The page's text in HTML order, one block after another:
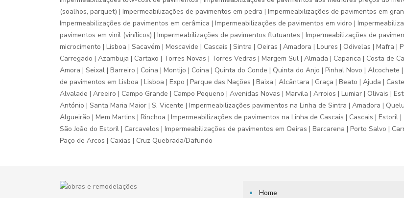
(soalhos, parquet) | Impermeabilizações de pavimentos em pedra | Impermeabilizações de pavimentos em
Impermeabilizações de pavimentos em cerâmica | Impermeabilizações de pavimentos em vidro |
pavimentos em vinil (vinílicos) | Impermeabilizações de pavimentos flutuantes | Impermeabilizações de
microcimento | Lisboa | Sacavém | Moscavide | Cascais | Sintra | Oeiras | Amadora | Loures | Odivelas | Mafra
Carregado | Azambuja | Cartaxo | Torres Novas | Torres Vedras | Margem Sul | Almada | Caparica | Costa de
Amora | Seixal | Barreiro | Coina | Montijo | Coina | Quinta do Conde | Quinta do Anjo | Pinhal Novo |
de pavimentos em Lisboa | Lisboa | Expo | Parque das Nações | Baixa | Alcântara | Graça | Beato | Ajuda |
Alvalade | Areeiro | Campo Grande | Campo Pequeno | Avenidas Novas | Marvila | Arroios | Lumiar | Olivais |
António | Santa Maria Maior | S. Vicente | Impermeabilizações pavimentos na Linha de Sintra | Amadora |
Algueirão | Mem Martins | Rinchoa | Impermeabilizações de pavimentos na Linha de Cascais | Cascais |
São João do Estoril | Carcavelos | Impermeabilizações de pavimentos em Oeiras | Barcarena | Porto Salvo |
Paço de Arcos | Caxias | Cruz Quebrada/Dafundo
Home